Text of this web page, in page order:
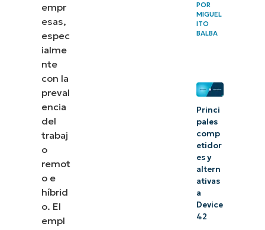
empr
esas,
espec
ialme
nte
con la
preval
encia
del
trabaj
o
remot
o e
híbrid
o. El
empl
POR
MIGUEL
ITO
BALBA
Princi
pales
comp
etidor
es y
altern
ativas
a
Device
42